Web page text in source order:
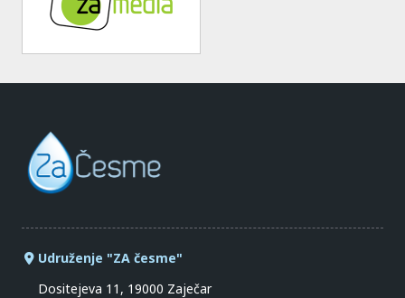
Udruženje "ZA česme"
Dositejeva 11, 19000 Zaječar